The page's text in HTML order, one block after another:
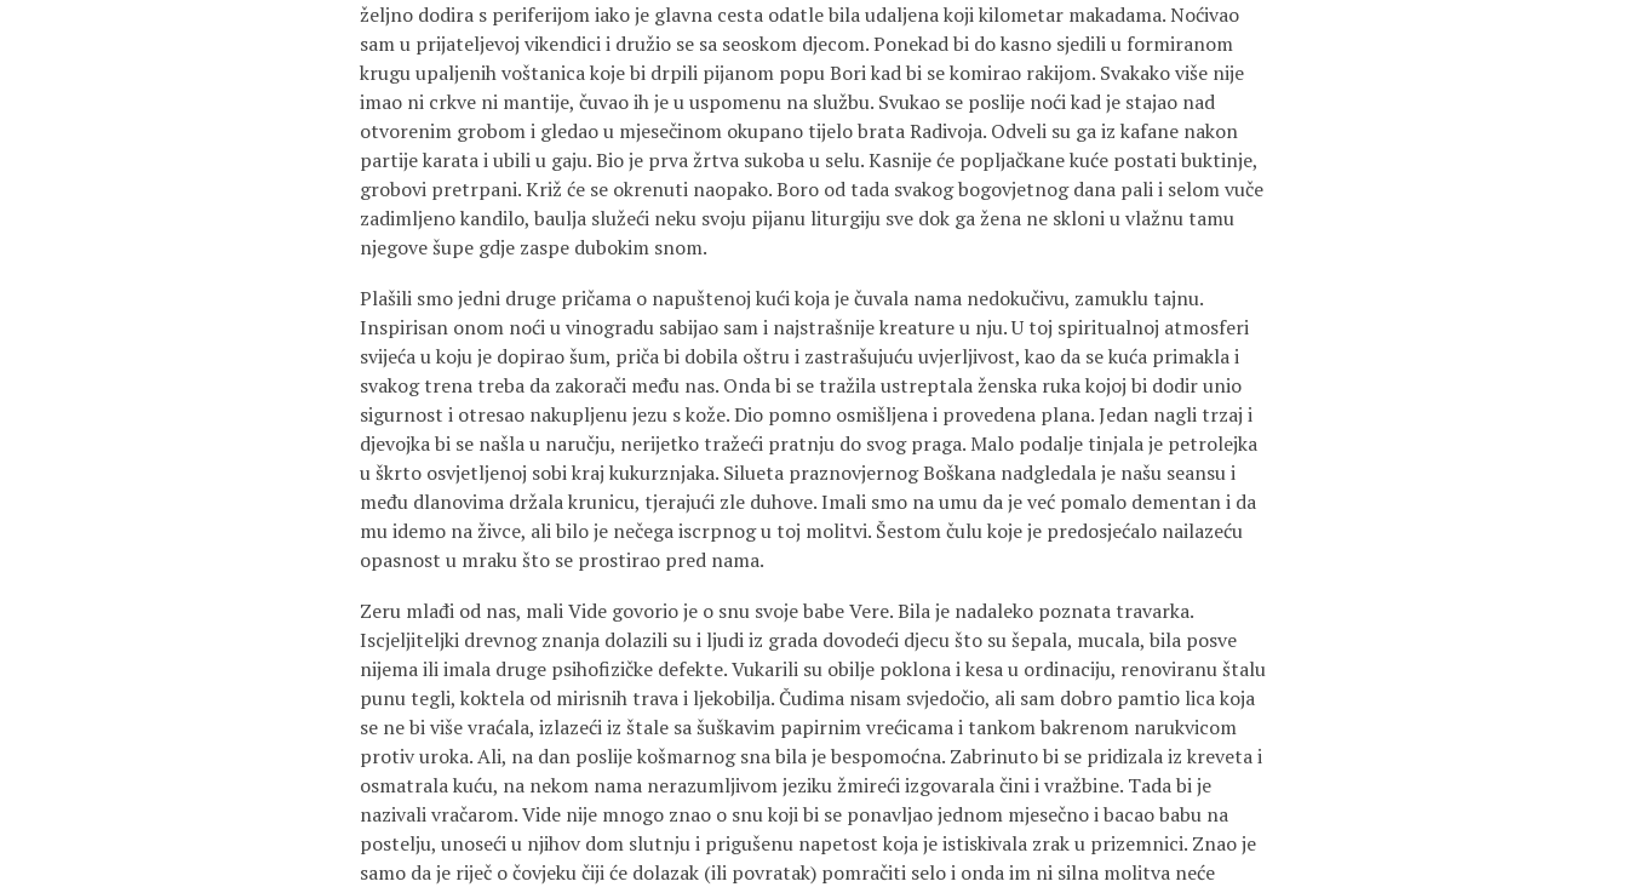
željno dodira s periferijom iako je glavna cesta odatle bila udaljena koji kilometar makadama. Noćivao
sam u prijateljevoj vikendici i družio se sa seoskom djecom. Ponekad bi do kasno sjedili u formiranom
krugu upaljenih voštanica koje bi drpili pijanom popu Bori kad bi se komirao rakijom. Svakako više nije
imao ni crkve ni mantije, čuvao ih je u uspomenu na službu. Svukao se poslije noći kad je stajao nad
otvorenim grobom i gledao u mjesečinom okupano tijelo brata Radivoja. Odveli su ga iz kafane nakon
partije karata i ubili u gaju. Bio je prva žrtva sukoba u selu. Kasnije će popljačkane kuće postati buktinje,
grobovi pretrpani. Križ će se okrenuti naopako. Boro od tada svakog bogovjetnog dana pali i selom vuče
zadimljeno kandilo, baulja služeći neku svoju pijanu liturgiju sve dok ga žena ne skloni u vlažnu tamu
njegove šupe gdje zaspe dubokim snom.
Plašili smo jedni druge pričama o napuštenoj kući koja je čuvala nama nedokučivu, zamuklu tajnu.
Inspirisan onom noći u vinogradu sabijao sam i najstrašnije kreature u nju. U toj spiritualnoj atmosferi
svijeća u koju je dopirao šum, priča bi dobila oštru i zastrašujuću uvjerljivost, kao da se kuća primakla i
svakog trena treba da zakorači među nas. Onda bi se tražila ustreptala ženska ruka kojoj bi dodir unio
sigurnost i otresao nakupljenu jezu s kože. Dio pomno osmišljena i provedena plana. Jedan nagli trzaj i
djevojka bi se našla u naručju, nerijetko tražeći pratnju do svog praga. Malo podalje tinjala je petrolejka
u škrto osvjetljenoj sobi kraj kukurznjaka. Silueta praznovjernog Boškana nadgledala je našu seansu i
među dlanovima držala krunicu, tjerajući zle duhove. Imali smo na umu da je već pomalo dementan i da
mu idemo na živce, ali bilo je nečega iscrpnog u toj molitvi. Šestom čulu koje je predosjećalo nailazeću
opasnost u mraku što se prostirao pred nama.
Zeru mlađi od nas, mali Vide govorio je o snu svoje babe Vere. Bila je nadaleko poznata travarka.
Iscjeljiteljki drevnog znanja dolazili su i ljudi iz grada dovodeći djecu što su šepala, mucala, bila posve
nijema ili imala druge psihofizičke defekte. Vukarili su obilje poklona i kesa u ordinaciju, renoviranu štalu
punu tegli, koktela od mirisnih trava i ljekobilja. Čudima nisam svjedočio, ali sam dobro pamtio lica koja
se ne bi više vraćala, izlazeći iz štale sa šuškavim papirnim vrećicama i tankom bakrenom narukvicom
protiv uroka. Ali, na dan poslije košmarnog sna bila je bespomoćna. Zabrinuto bi se pridizala iz kreveta i
osmatrala kuću, na nekom nama nerazumljivom jeziku žmireći izgovarala čini i vražbine. Tada bi je
nazivali vračarom. Vide nije mnogo znao o snu koji bi se ponavljao jednom mjesečno i bacao babu na
postelju, unoseći u njihov dom slutnju i prigušenu napetost koja je istiskivala zrak u prizemnici. Znao je
samo da je riječ o čovjeku čiji će dolazak (ili povratak) pomračiti selo i onda im ni silna molitva neće